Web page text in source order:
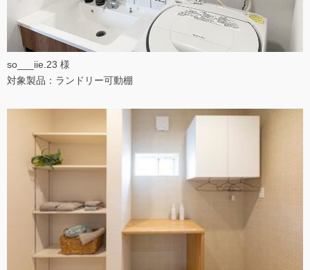
so___iie.23 様
対象製品：ランドリー可動棚